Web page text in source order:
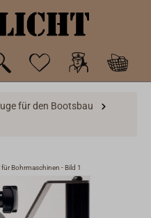
für den Bootsbau
Bohrmaschinen - Bild 1